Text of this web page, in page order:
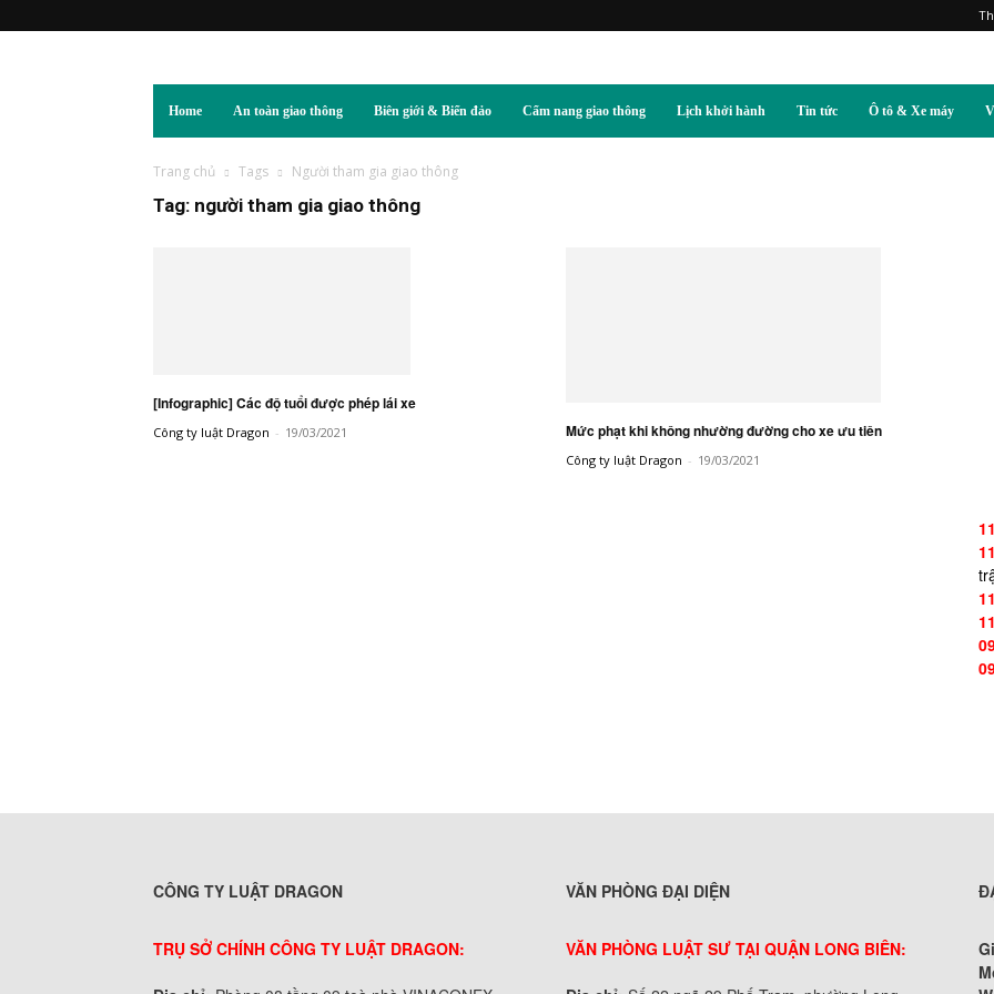
Home An toàn giao thông Biên giới & Biển đảo Cẩm nang giao thông Lịch khởi hành Tin tức Ô tô & Xe máy
Trang chủ Tags Người tham gia giao thông
Tag: người tham gia giao thông
[Infographic] Các độ tuổi được phép lái xe
Công ty luật Dragon - 19/03/2021 Mức phạt khi không nhường đường cho xe ưu tiên
Công ty luật Dragon - 19/03/2021
CÔNG TY LUẬT DRAGON
TRỤ SỞ CHÍNH CÔNG TY LUẬT DRAGON:
VĂN PHÒNG ĐẠI DIỆN
VĂN PHÒNG LUẬT SƯ TẠI QUẬN LONG BIÊN: